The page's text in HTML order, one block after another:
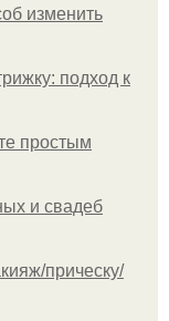
изменить
подход к
простым
и свадеб
прическу/